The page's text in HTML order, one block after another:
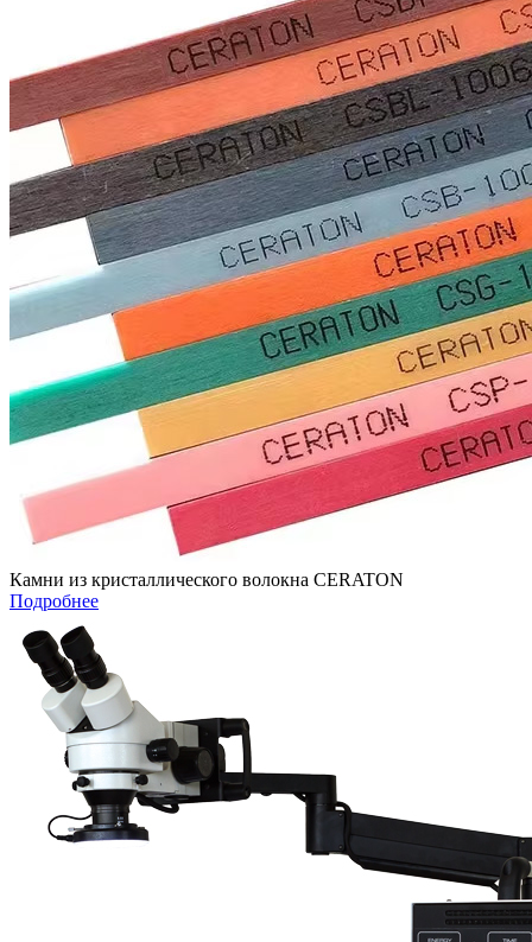
Камни из кристаллического волокна CERATON
Подробнее